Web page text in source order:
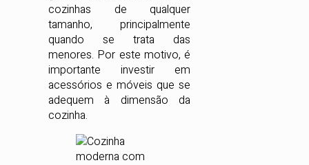
cozinhas de qualquer
tamanho, principalmente
quando se trata das
menores. Por este motivo, é
importante investir em
acessórios e móveis que se
adequem à dimensão da
cozinha.